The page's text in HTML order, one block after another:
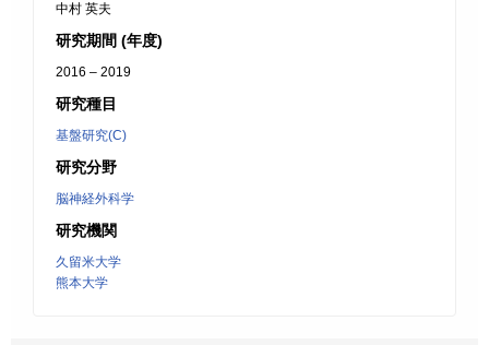
中村 英夫
研究期間 (年度)
2016 – 2019
研究種目
基盤研究(C)
研究分野
脳神経外科学
研究機関
久留米大学
熊本大学